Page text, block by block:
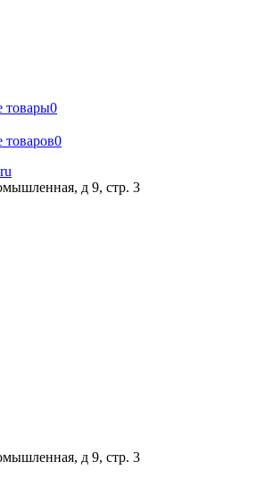
товары0
товаров0
д 9, стр. 3
д 9, стр. 3